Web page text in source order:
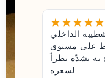
الداخلي
على مستوى
به بشدّة نظراً
لسعره.